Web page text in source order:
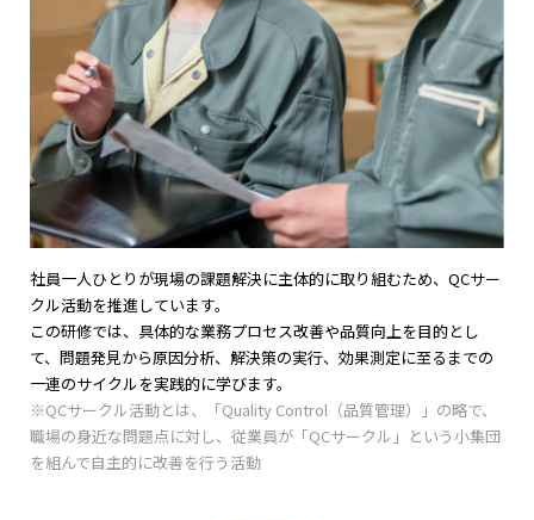
社員一人ひとりが現場の課題解決に主体的に取り組むため、QCサー
クル活動を推進しています。
この研修では、具体的な業務プロセス改善や品質向上を目的とし
て、問題発見から原因分析、解決策の実行、効果測定に至るまでの
一連のサイクルを実践的に学びます。
※QCサークル活動とは、「Quality Control（品質管理）」の略で、
職場の身近な問題点に対し、従業員が「QCサークル」という小集団
を組んで自主的に改善を行う活動